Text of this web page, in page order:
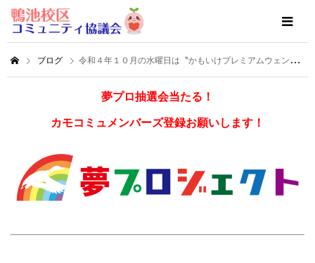
ブログ 令和４年１０月の水曜日は〝かもいけプレミアムウェンズディ〟
夢プロ抽選会当たる！
カモコミュメンバーズ登録お願いします！